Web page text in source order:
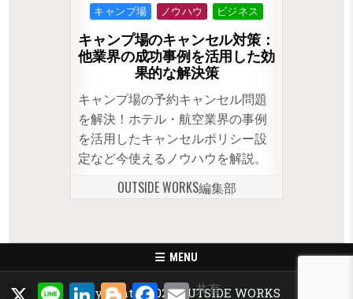
Posted
キャンプ場 ノウハウ ビジネス
キャンプ場のキャンセル対策：
他業界の成功事例を活用した効
果的な解決策
キャンプ場の予約キャンセル問題
を解決！ホテル・航空業界の事例
を活用したキャンセルポリシー設
定など今使えるノウハウを解説。
OUTSIDE WORKS編集部
MENU
Copyright © 2026 OUTSIDE WORKS
X Line LinkedIn
BloggerFacebook
Email
共有